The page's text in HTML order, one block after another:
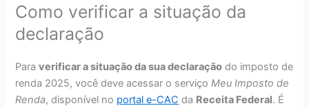
Como verificar a situação da
declaração
Paraverificar a situação da sua declaração do imposto de
renda 2025, você deve acessar o serviçoMeu Imposto de
Renda, disponível no portal e-CAC da Receita Federal. É